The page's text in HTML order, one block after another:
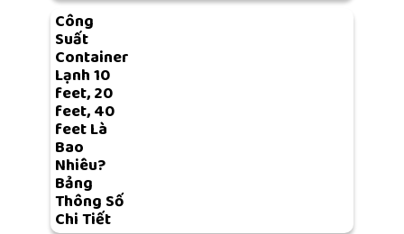
Công
Suất
Container
Lạnh 10
feet, 20
feet, 40
feet Là
Bao
Nhiêu?
Bảng
Thông Số
Chi Tiết